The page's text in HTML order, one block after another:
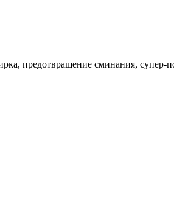
предотвращение сминания, супер-